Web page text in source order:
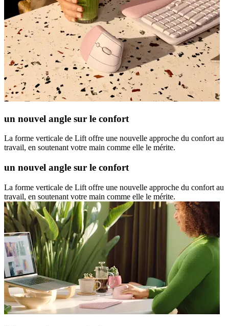
un nouvel angle sur le confort
La forme verticale de Lift offre une nouvelle approche du confort au
travail, en soutenant votre main comme elle le mérite.
un nouvel angle sur le confort
La forme verticale de Lift offre une nouvelle approche du confort au
travail, en soutenant votre main comme elle le mérite.